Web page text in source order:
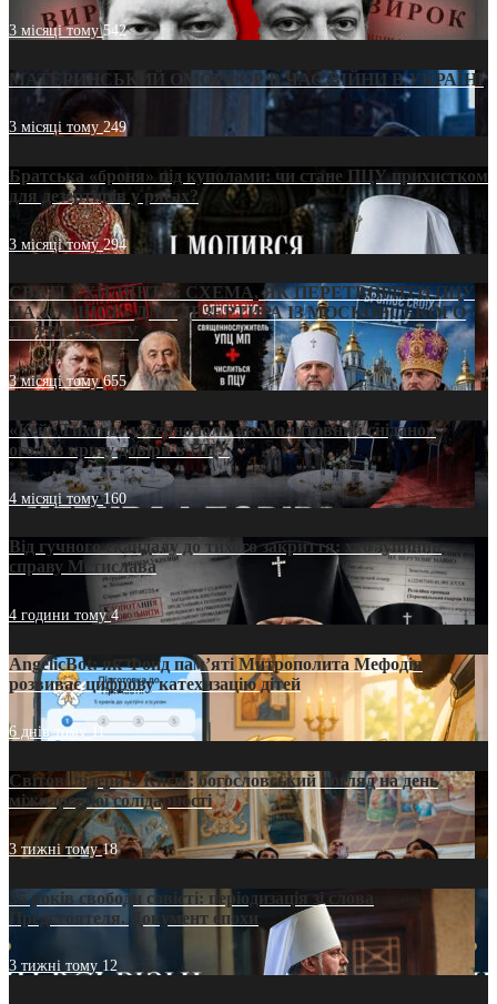
3 місяці тому542
МАТЕРИНСЬКИЙ ОМОРФОР В ЧАС ВІЙНИ В УКРАЇНІ
3 місяці тому249
Братська «броня» під куполами: чи стане ПЦУ прихистком
для дезертирів у рясах?
3 місяці тому294
СВЯТІ УХИЛЯНТИ: СХЕМА, ЯК ПЕРЕТВОРИТИ ПЦУ
НА «ОФШОР» ДЛЯ ДЕЗЕРТИРА ІЗ МОСКОВСЬКОГО
ПАТРІАРХАТУ
3 місяці тому655
«Кейс Тихона» у Тернополі: як Молитовний сніданок
оголив кризу довіри в ПЦУ
4 місяці тому160
Від гучного скандалу до тихого закриття: хто зупинив
справу Мстислава
4 години тому4
AngelicBot: як Фонд пам’яті Митрополита Мефодія
розвиває цифрову катехизацію дітей
6 днів тому11
Світові лідери в Києві: богословський погляд на день
міжнародної солідарності
3 тижні тому18
35 років свободи совісті: періодизація зі слова
Предстоятеля. Документ епохи
3 тижні тому 12